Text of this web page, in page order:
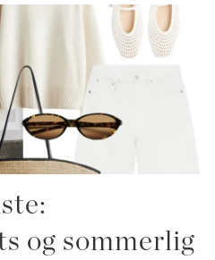
og sommerlig